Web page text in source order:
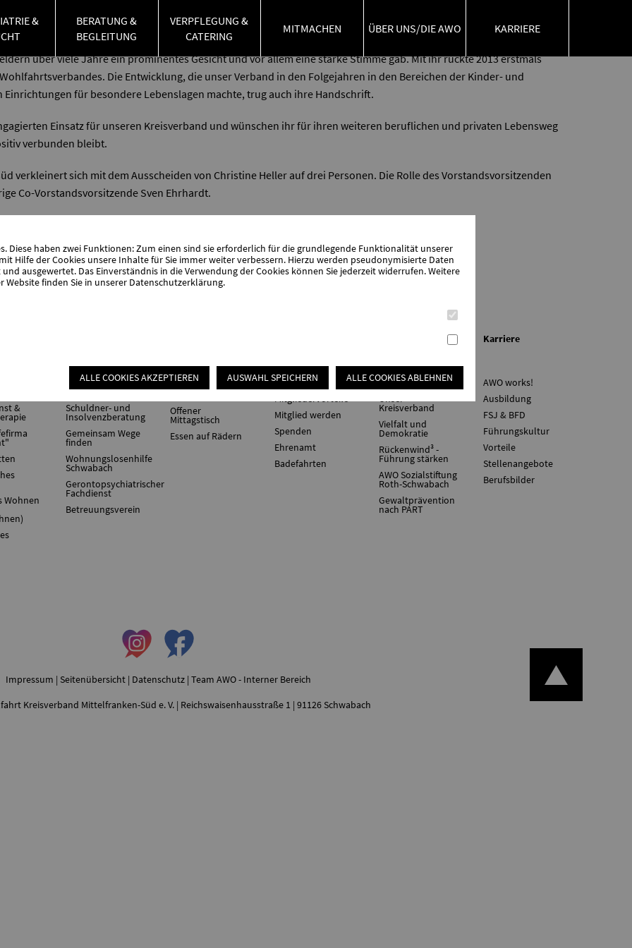
Heller sehr viel. Nicht nur, dass sie als herausgehobene Führungskraft unserem Kreisverband, seinen
über viele Jahre ein prominentes Gesicht und vor allem eine starke Stimme gab. Mit ihr rückte 2013 erstmals
Die Entwicklung, die unser Verband in den Folgejahren in den Bereichen der Kinder- und
für besondere Lebenslagen machte, trug auch ihre Handschrift.
Einsatz für unseren Kreisverband und wünschen ihr für ihren weiteren beruflichen und privaten Lebensweg
verbunden bleibt.
verkleinert sich mit dem Ausscheiden von Christine Heller auf drei Personen. Die Rolle des Vorstandsvorsitzenden
Co-Vorstandsvorsitzende Sven Ehrhardt.
&
Wohnen
Sozialpsychiatrischer
Dienst
Schuldner- und
Insolvenzberatung
Gemeinsam Wege
finden
Wohnungslosenhilfe
Schwabach
Gerontopsychiatrischer
Fachdienst
Betreuungsverein
Offener
Mittagstisch
Essen auf Rädern
Ortsvereine
Mitgliedervorteile
Mitglied werden
Spenden
Ehrenamt
Badefahrten
Über uns/Die AWO
Vision
Unser
Kreisverband
Vielfalt und
Demokratie
Rückenwind³ -
Führung stärken
AWO Sozialstiftung
Roth-Schwabach
Gewaltprävention
nach PART
Karriere
AWO works!
Ausbildung
FSJ & BFD
Führungskultur
Vorteile
Stellenangebote
Berufsbilder
Impressum | Seitenübersicht| Datenschutz| Team AWO - Interner Bereich
Kreisverband Mittelfranken-Süd e. V. | Reichswaisenhausstraße 1 | 91126 Schwabach
&
BERATUNG &
BEGLEITUNG
VERPFLEGUNG &
CATERING
MITMACHEN ÜBER UNS/DIE AWO KARRIERE
Diese haben zwei Funktionen: Zum einen sind sie erforderlich für die grundlegende Funktionalität unserer
Hilfe der Cookies unsere Inhalte für Sie immer weiter verbessern. Hierzu werden pseudonymisierte Daten
ausgewertet. Das Einverständnis in die Verwendung der Cookies können Sie jederzeit widerrufen. Weitere
Website finden Sie in unserer Datenschutzerklärung.
ALLE COOKIES ABLEHNEN
AUSWAHL SPEICHERN
ALLE COOKIES AKZEPTIEREN